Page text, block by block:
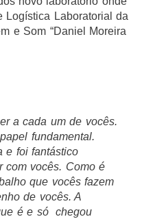
Logística Laboratorial da
e Som “Daniel Moreira
a cada um de vocês.
fundamental.
e foi fantástico
com vocês. Como é
que vocês fazem
de vocês. A
é e só chegou